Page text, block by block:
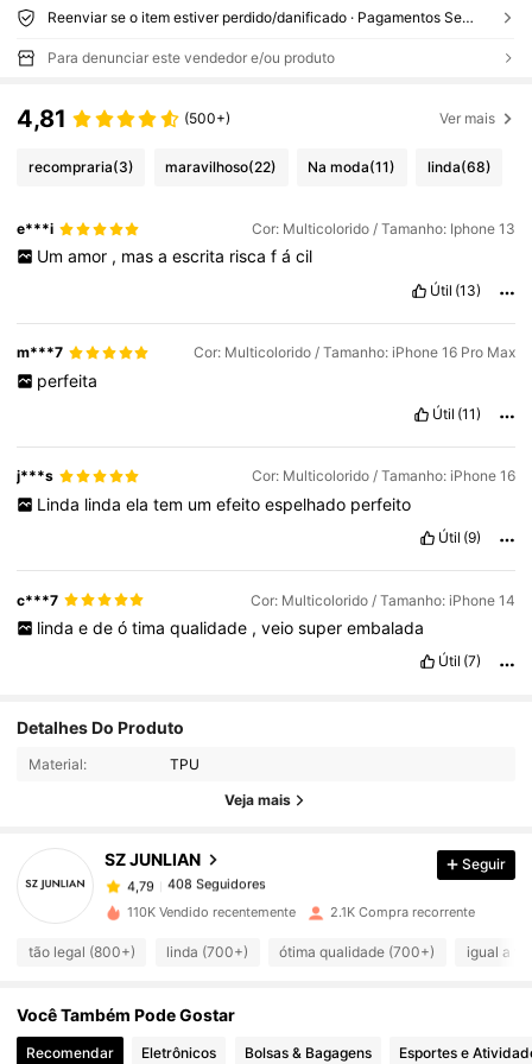
Reenviar se o item estiver perdido/danificado · Pagamentos Seguros · Proteção de privacidade
Para denunciar este vendedor e/ou produto
4,81 (500+) Ver mais
recompraria(3) maravilhoso(22) Na moda(11) linda(68)
e***i Cor: Multicolorido / Tamanho: Iphone 13
Um amor , mas a escrita risca f á cil
Útil (13)
m***7 Cor: Multicolorido / Tamanho: iPhone 16 Pro Max
perfeita
Útil (11)
j***s Cor: Multicolorido / Tamanho: iPhone 16
Linda linda ela tem um efeito espelhado perfeito
Útil (9)
c***7 Cor: Multicolorido / Tamanho: iPhone 14
linda e de ó tima qualidade , veio super embalada
Útil (7)
Detalhes Do Produto
Material: TPU
Veja mais
SZ JUNLIAN
4,79 408 Seguidores
408 Seguidores
4,79 408 Seguidores
4,79 408 Seguidores
Seguir
110K Vendido recentemente 2.1K Compra recorrente
tão legal (800+) linda (700+) ótima qualidade (700+) igual a
Você Também Pode Gostar
Recomendar Eletrônicos Bolsas & Bagagens Esportes e